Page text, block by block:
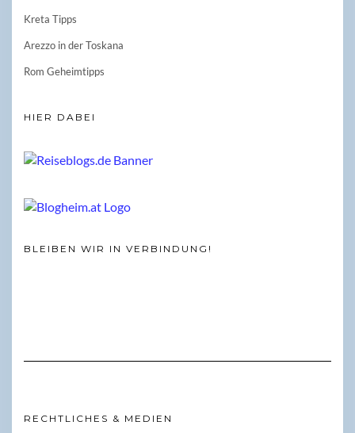
Kreta Tipps
Arezzo in der Toskana
Rom Geheimtipps
HIER DABEI
BLEIBEN WIR IN VERBINDUNG!
RECHTLICHES & MEDIEN